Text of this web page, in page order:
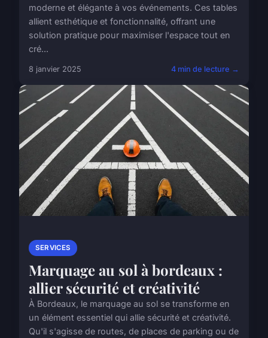
moderne et élégante à vos événements. Ces tables
allient esthétique et fonctionnalité, offrant une
solution pratique pour maximiser l'espace tout en
cré...
8 janvier 2025 4 min de lecture →
SERVICES
Marquage au sol à bordeaux :
allier sécurité et créativité
À Bordeaux, le marquage au sol se transforme en
un élément essentiel qui allie sécurité et créativité.
Qu'il s'agisse de routes, de places de parking ou de